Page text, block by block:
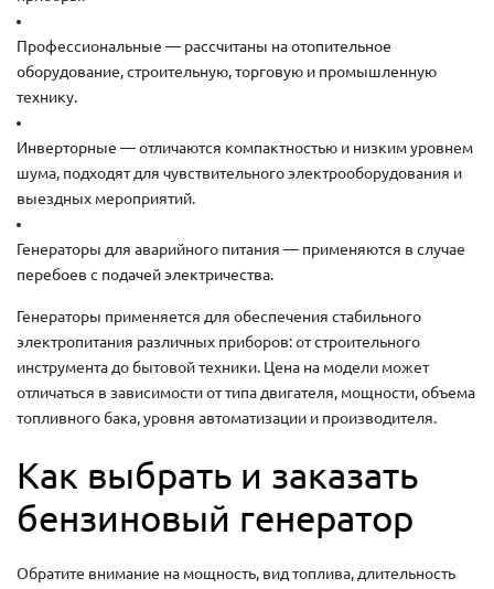
Профессиональные — рассчитаны на отопительное
оборудование, строительную, торговую и промышленную
технику.
Инверторные — отличаются компактностью и низким уровнем
шума, подходят для чувствительного электрооборудования и
выездных мероприятий.
Генераторы для аварийного питания — применяются в случае
перебоев с подачей электричества.
Генераторы применяется для обеспечения стабильного
электропитания различных приборов: от строительного
инструмента до бытовой техники. Цена на модели может
отличаться в зависимости от типа двигателя, мощности, объема
топливного бака, уровня автоматизации и производителя.
Как выбрать и заказать
бензиновый генератор
Обратите внимание на мощность, вид топлива, длительность